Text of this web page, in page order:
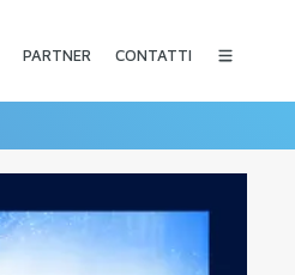
PARTNER CONTATTI